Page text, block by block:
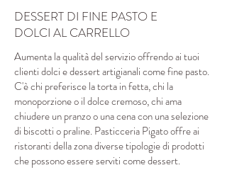
DESSERT DI FINE PASTO E
DOLCI AL CARRELLO
Aumenta la qualità del servizio offrendo ai tuoi
clienti dolci e dessert artigianali come fine pasto.
C'è chi preferisce la torta in fetta, chi la
monoporzione o il dolce cremoso, chi ama
chiudere un pranzo o una cena con una selezione
di biscotti o praline. Pasticceria Pigato offre ai
ristoranti della zona diverse tipologie di prodotti
che possono essere serviti come dessert.